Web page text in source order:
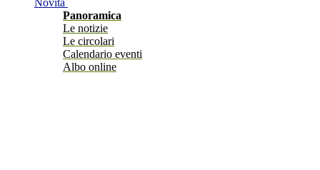
Novità
Panoramica
Le notizie
Le circolari
Calendario eventi
Albo online